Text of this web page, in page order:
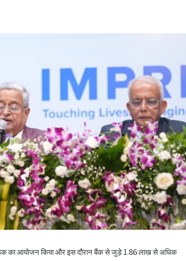
का आयोजन किया और इस दौरान बैंक से जुड़े 1.86 लाख से अधिक